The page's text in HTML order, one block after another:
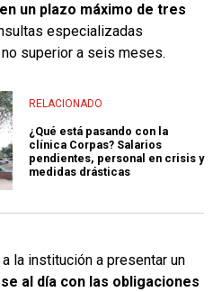
un plazo máximo de tres
especializadas
superior a seis meses.
RELACIONADO
¿Qué está pasando con la
clínica Corpas? Salarios
pendientes, personal en crisis y
medidas drásticas
la institución a presentar un
al día con las obligaciones